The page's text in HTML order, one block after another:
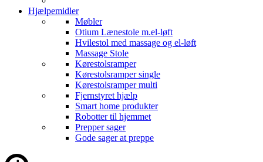
Hjælpemidler
Møbler
Otium Lænestole m.el-løft
Hvilestol med massage og el-løft
Massage Stole
Kørestolsramper
Kørestolsramper single
Kørestolsramper multi
Fjernstyret hjælp
Smart home produkter
Robotter til hjemmet
Prepper sager
Gode sager at preppe